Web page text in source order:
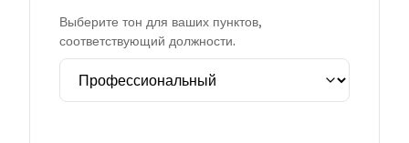
Выберите тон для ваших пунктов,
соответствующий должности.